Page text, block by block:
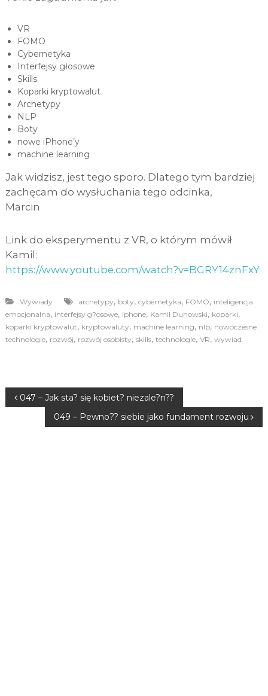
VR
FOMO
Cybernetyka
Interfejsy głosowe
Skills
Koparki kryptowalut
Archetypy
NLP
Boty
nowe iPhone’y
machine learning
Jak widzisz, jest tego sporo. Dlatego tym bardziej
zachęcam do wysłuchania tego odcinka,
Marcin
Link do eksperymentu z VR, o którym mówił
Kamil:
https://www.youtube.com/watch?v=BGRY14znFxY
Wywiady archetypy, boty, cybernetyka, FOMO, inteligencja
emocjonalna, interfejsy g?osowe, iphone, Kamil Dunowski, koparki,
koparki kryptowalut, kryptowaluty, machine learning, nlp, nowoczesne
technologie, rozwój, rozwój osobisty, skills, technologie, VR, wywiad
N 047 – Jak sta? się kobiet? niezale?n??
049 – Pewno?? siebie jako fundament rozwoju